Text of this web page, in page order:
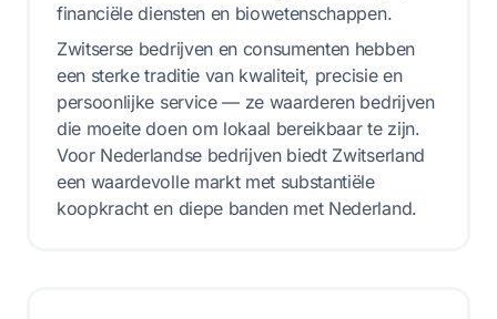
financiële diensten en biowetenschappen.
Zwitserse bedrijven en consumenten hebben
een sterke traditie van kwaliteit, precisie en
persoonlijke service — ze waarderen bedrijven
die moeite doen om lokaal bereikbaar te zijn.
Voor Nederlandse bedrijven biedt Zwitserland
een waardevolle markt met substantiële
koopkracht en diepe banden met Nederland.